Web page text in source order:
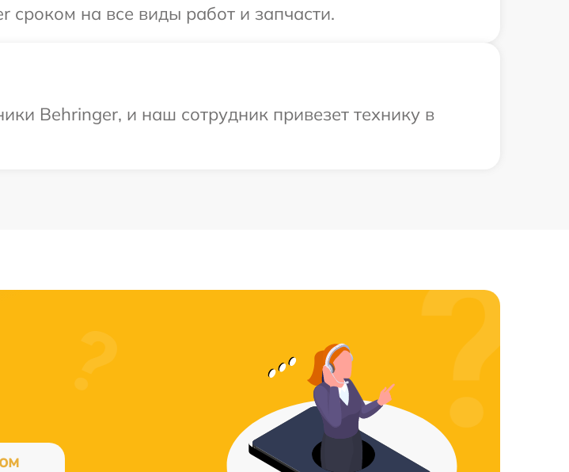
сроком на все виды работ и запчасти.
Behringer, и наш сотрудник привезет технику в